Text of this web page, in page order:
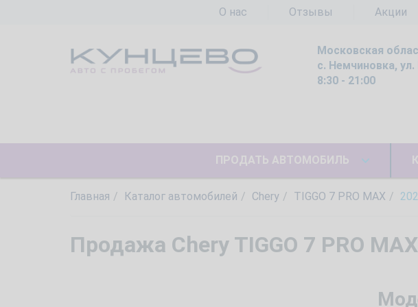
О нас Отзывы Акции
Московская
с. Немчиновка,
8:30 - 21:00
ПРОДАТЬ АВТОМОБИЛЬ
Главная Каталог автомобилей Chery TIGGO 7 PRO MAX
Продажа Chery TIGGO 7 PRO